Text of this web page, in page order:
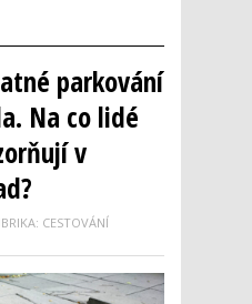
parkování
Na co lidé
v
CESTOVÁNÍ